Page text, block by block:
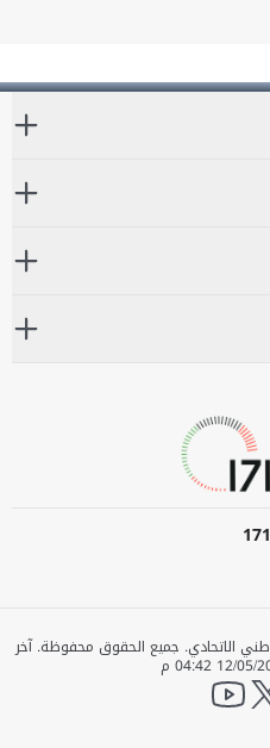
171
الاتحادي. جميع الحقوق محفوظة.آخر
04:42 م
twitter
YouTube